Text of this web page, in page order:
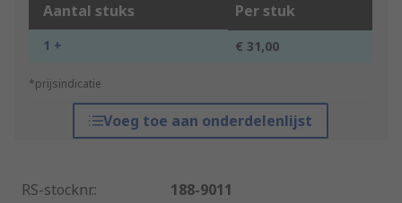
Aantal stuks Per stuk
1 + € 31,00
*prijsindicatie
Voeg toe aan onderdelenlijst
RS-stocknr.:
188-9011